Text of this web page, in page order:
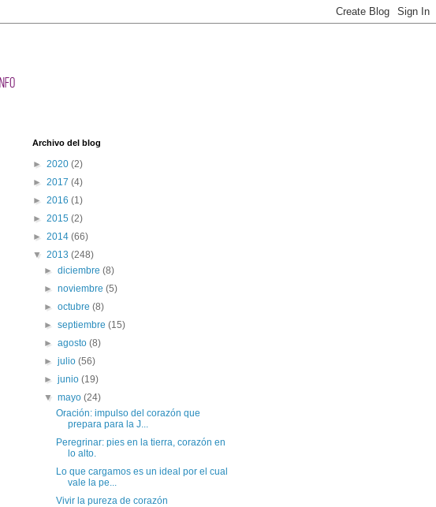
Archivo del blog
► 2020 (2)
► 2017 (4)
► 2016 (1)
► 2015 (2)
► 2014 (66)
▼ 2013 (248)
►diciembre(8)
►noviembre(5)
►octubre(8)
►septiembre(15)
►agosto(8)
►julio(56)
►junio(19)
▼mayo(24)
Oración: impulso del corazón que
prepara para la J...
Peregrinar: pies en la tierra, corazón en
lo alto.
Lo que cargamos es un ideal por el cual
vale la pe...
Vivir la pureza de corazón